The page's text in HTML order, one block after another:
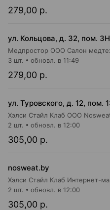
279,00 р.
ул. Кольцова, д. 32, пом. 3Н
279,00 р.
3 шт. обновл. в 11:49
305,00 р.
2 шт. обновл. в 12:00
nosweat.by
Хэлси Стайл Клаб Интернет-
305,00 р.
2 шт. обновл. в 12:00